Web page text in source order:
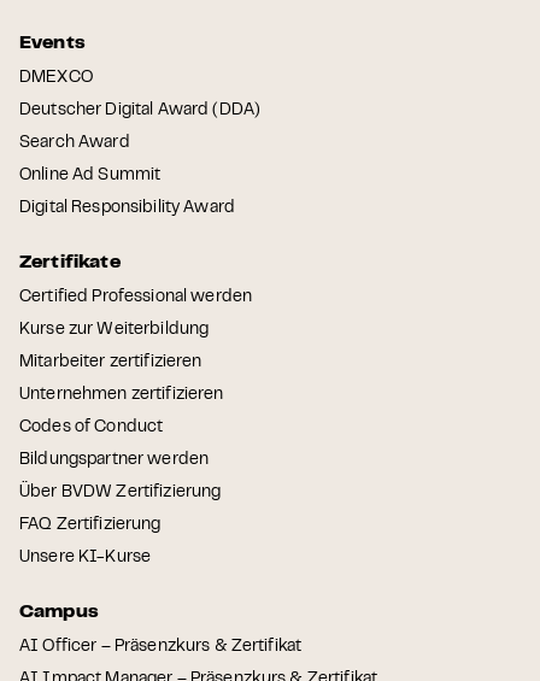
Events
DMEXCO
Deutscher Digital Award (DDA)
Search Award
Online Ad Summit
Digital Responsibility Award
Zertifikate
Certified Professional werden
Kurse zur Weiterbildung
Mitarbeiter zertifizieren
Unternehmen zertifizieren
Codes of Conduct
Bildungspartner werden
Über BVDW Zertifizierung
FAQ Zertifizierung
Unsere KI-Kurse
Campus
AI Officer – Präsenzkurs & Zertifikat